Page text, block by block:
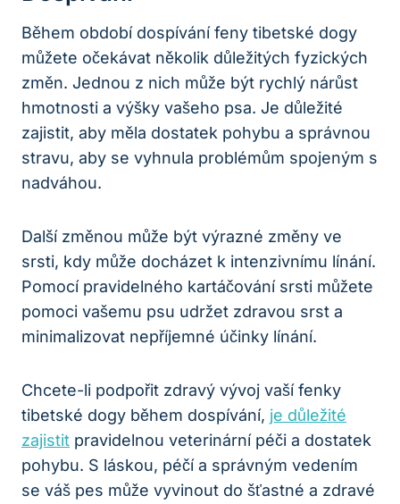
Během období dospívání feny tibetské dogy
můžete očekávat několik důležitých fyzických
změn. Jednou z nich může být rychlý nárůst
hmotnosti a výšky vašeho psa. Je důležité
zajistit, aby měla dostatek pohybu a správnou
stravu, aby se vyhnula problémům spojeným s
nadváhou.
Další změnou může být výrazné změny ve
srsti, kdy může docházet k intenzivnímu línání.
Pomocí pravidelného kartáčování srsti můžete
pomoci vašemu psu udržet zdravou srst a
minimalizovat nepříjemné účinky línání.
Chcete-li podpořit zdravý vývoj vaší fenky
tibetské dogy během dospívání, je důležité
zajistit pravidelnou veterinární péči a dostatek
pohybu. S láskou, péčí a správným vedením
se váš pes může vyvinout do šťastné a zdravé